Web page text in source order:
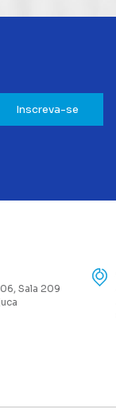
Inscreva-se
Sala 209